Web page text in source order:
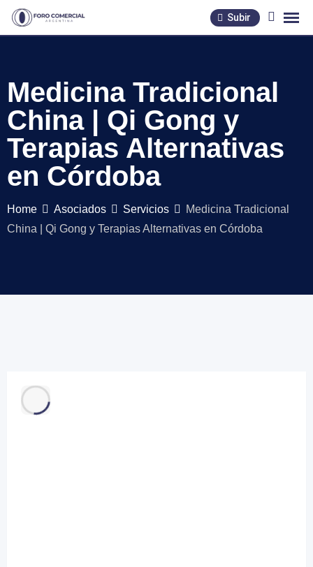
Skip
Subir
Medicina Tradicional
China | Qi Gong y
Terapias Alternativas
en Córdoba
Home Asociados Servicios
Medicina Tradicional
China | Qi Gong y Terapias Alternativas en Córdoba